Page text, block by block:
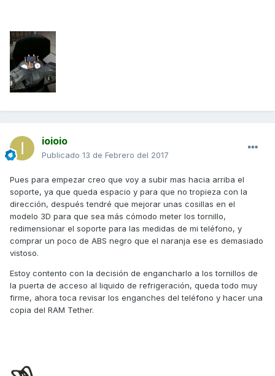
ioioio
Publicado 13 de Febrero del 2017
Pues para empezar creo que voy a subir mas hacia arriba el
soporte, ya que queda espacio y para que no tropieza con la
dirección, después tendré que mejorar unas cosillas en el
modelo 3D para que sea más cómodo meter los tornillo,
redimensionar el soporte para las medidas de mi teléfono, y
comprar un poco de ABS negro que el naranja ese es demasiado
vistoso.
Estoy contento con la decisión de engancharlo a los tornillos de
la puerta de acceso al liquido de refrigeración, queda todo muy
firme, ahora toca revisar los enganches del teléfono y hacer una
copia del RAM Tether.